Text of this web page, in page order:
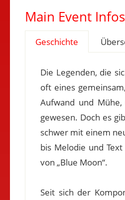
Main Event Infos
Geschichte
Die Legenden, die
oft eines
Aufwand und
gewesen. Doch es
schwer mit einem
bis Melodie und
von „Blue Moon“.
Seit sich der